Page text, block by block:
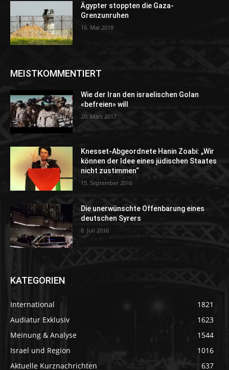
Ägypter stoppten die Gaza-
Grenzunruhen
16. Mai 2018
MEISTKOMMENTIERT
Wie der Iran den israelischen Golan
«befreien» will
20. März 2017
Knesset-Abgeordnete Hanin Zoabi: „Wir
können der Idee eines jüdischen Staates
nicht zustimmen“
15. September 2016
Die unerwünschte Offenbarung eines
deutschen Syrers
8. Juli 2016
KATEGORIEN
International
1821
Audiatur Exklusiv
1623
Meinung & Analyse
1544
Israel und Region
1016
Aktuelle Kurznachrichten
637